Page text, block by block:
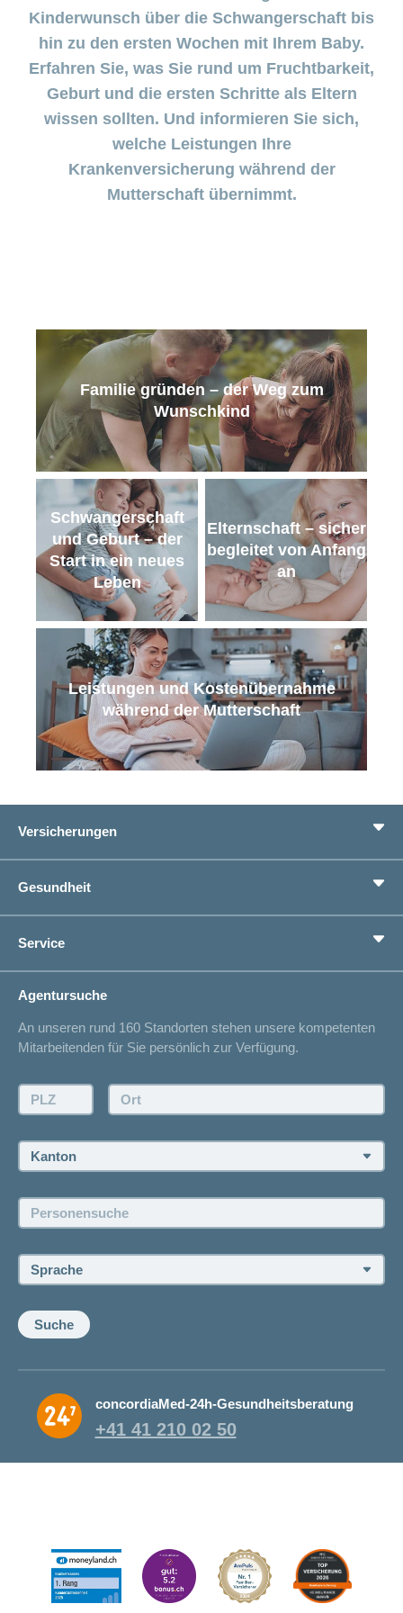
Pränataldiagnostik
Versicherung
Wenn das
Stimmungstief
anhält
Babyblues:
Was tun?
Kind
Stillen
Vorteile
und
Tipps
Wochenbett
– die
wichtige
Zeit nach
der Geburt
Schreibaby:
Holen Sie
sich Hilfe
Kinderwunsch über die Schwangerschaft bis
hin zu den ersten Wochen mit Ihrem Baby.
Erfahren Sie, was Sie rund um Fruchtbarkeit,
Geburt und die ersten Schritte als Eltern
wissen sollten. Und informieren Sie sich,
welche Leistungen Ihre
Krankenversicherung während der
Mutterschaft übernimmt.
Familie gründen – der Weg zum
Wunschkind
Schwangerschaft
und Geburt – der
Start in ein neues
Leben
Elternschaft – sicher
begleitet von Anfang
an
Leistungen und Kostenübernahme
während der Mutterschaft
Versicherungen
Zusatzversicherungen
Vorsorge
Ich suche eine Versicherung für
Lebenssituation
Sparen bei der Versicherung
Gesundheit
Gesundheitskompass
concordiaMed
Service
Spitalliste
Unfallmeldung
Offertanfrage
Rückruf anfordern
Offene Stellen
Agentursuche
An unseren rund 160 Standorten stehen unsere kompetenten
Mitarbeitenden für Sie persönlich zur Verfügung.
PLZ: Ort:
Kanton:
Personensuche:
Sprache:
Suche
concordiaMed-24h-Gesundheitsberatung
+41 41 210 02 50